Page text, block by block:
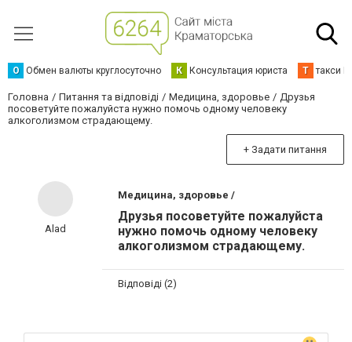
О Обмен валюты круглосуточно К Консультация юриста Т такси
Головна Питання та відповіді Медицина, здоровье
Друзья
посоветуйте пожалуйста нужно помочь одному человеку
алкоголизмом страдающему.
+ Задати питання
Alad
Медицина, здоровье /
Друзья посоветуйте пожалуйста
нужно помочь одному человеку
алкоголизмом страдающему.
Відповіді (2)